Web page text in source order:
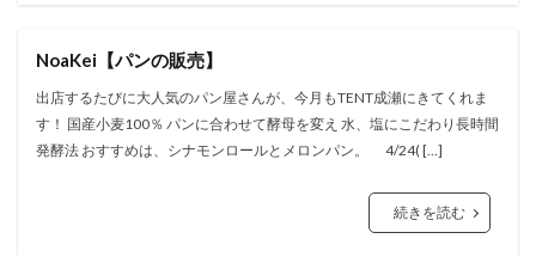
NoaKei【パンの販売】
出店するたびに大人気のパン屋さんが、今月もTENT成瀬にきてくれま
す！ 国産小麦100％ パンに合わせて酵母を変え 水、塩にこだわり長時間
発酵法 おすすめは、シナモンロールとメロンパン。 4/24( […]
続きを読む